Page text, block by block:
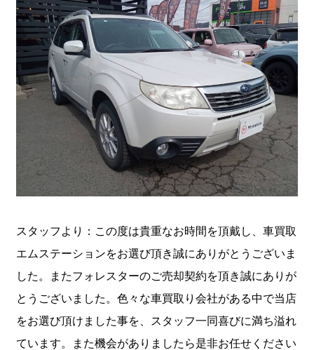
スタッフより：この度は貴重なお時間を頂戴し、車買取
エムステーションをお選び頂き誠にありがとうございま
した。またフォレスターのご売却契約を頂き誠にありが
とうございました。色々な車買取り会社がある中で当店
をお選び頂けました事を、スタッフ一同喜びに満ち溢れ
ています。また機会がありましたら是非お任せください